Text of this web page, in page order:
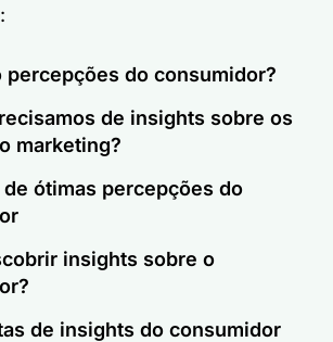
percepções do consumidor?
de insights sobre os
marketing?
de ótimas percepções do
insights sobre o
de insights do consumidor